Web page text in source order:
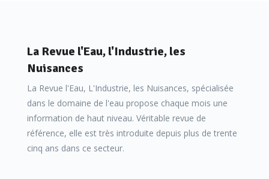
La Revue l'Eau, l'Industrie, les
Nuisances
La Revue l'Eau, L'Industrie, les Nuisances, spécialisée
dans le domaine de l'eau propose chaque mois une
information de haut niveau. Véritable revue de
référence, elle est très introduite depuis plus de trente
cinq ans dans ce secteur.